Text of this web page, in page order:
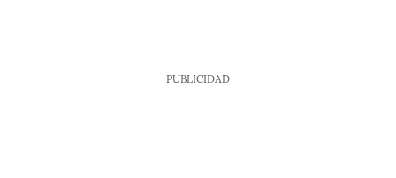
PUBLICIDAD